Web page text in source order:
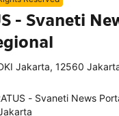
- Svaneti
Jakarta, 12560